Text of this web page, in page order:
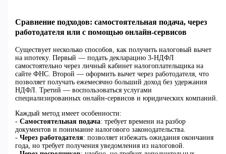
Сравнение подходов: самостоятельная подача, через
работодателя или с помощью онлайн-сервисов
Существует несколько способов, как получить налоговый вычет
на ипотеку. Первый — подать декларацию 3-НДФЛ
самостоятельно через личный кабинет налогоплательщика на
сайте ФНС. Второй — оформить вычет через работодателя, что
позволяет получать ежемесячно больший доход без удержания
НДФЛ. Третий — воспользоваться услугами
специализированных онлайн-сервисов и юридических компаний.
Каждый метод имеет особенности:
- Самостоятельная подача: требует времени на разбор
документов и понимание налогового законодательства.
- Через работодателя: позволяет избежать ожидания окончания
года, но требует получения уведомления из налоговой.